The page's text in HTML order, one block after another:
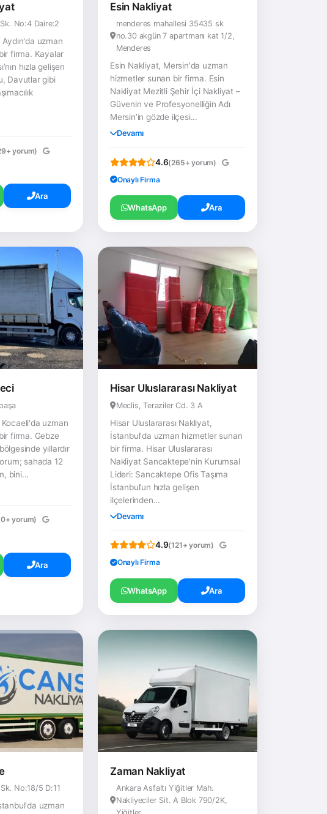
No:4 Daire:2
uzman
firma. Kayalar
hızla gelişen
Davutlar gibi
yorum)
Ara
Esin Nakliyat
menderes mahallesi 35435 sk
no.30 akgün 7 apartmanı kat 1/2,
Menderes
Esin Nakliyat, Mersin'da uzman
hizmetler sunan bir firma. Esin
Nakliyat Mezitli Şehir İçi Nakliyat –
Güvenin ve Profesyonelliğin Adı
Mersin’in gözde ilçesi...
Devamı
4.6(265+ yorum)
Onaylı Firma
WhatsApp Ara
uzman
firma. Gebze
yıllardır
sahada 12
bini...
yorum)
Ara
Hisar Uluslararası Nakliyat
Meclis, Teraziler Cd. 3 A
Hisar Uluslararası Nakliyat,
İstanbul'da uzman hizmetler sunan
bir firma. Hisar Uluslararası
Nakliyat Sancaktepe'nin Kurumsal
Lideri: Sancaktepe Ofis Taşıma
İstanbul’un hızla gelişen
ilçelerinden...
Devamı
4.9(121+ yorum)
Onaylı Firma
WhatsApp Ara
No:18/5 D:11
uzman
Zaman Nakliyat
Ankara Asfaltı Yiğitler Mah.
Nakliyeciler Sit. A Blok 790/2K,